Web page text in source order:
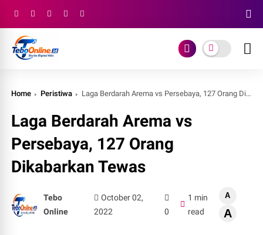
Home Peristiwa Laga Berdarah Arema vs Persebaya, 127 Orang Dikabarkan Tewas
Laga Berdarah Arema vs
Persebaya, 127 Orang
Dikabarkan Tewas
Tebo
Online
October 02,
2022
0
1 min
read
A
A